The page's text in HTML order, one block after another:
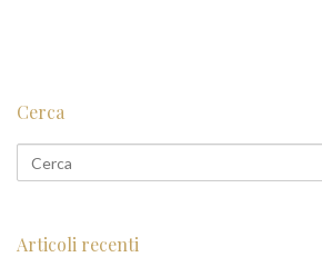
Cerca
Articoli recenti